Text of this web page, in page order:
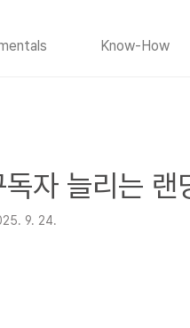
Know-How
자 늘리는
9. 24.